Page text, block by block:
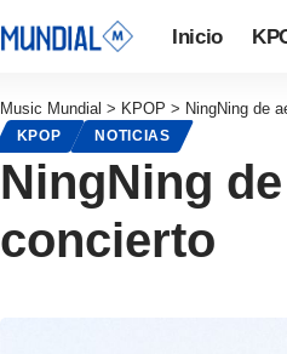
Inicio
Music Mundial > KPOP > NingNing de
KPOP NOTICIAS
NingNing
concierto